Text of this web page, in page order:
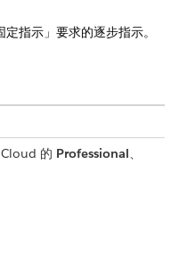
指示」要求的逐步指示。
的 Professional、